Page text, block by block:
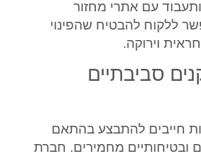
עם אתרי מחזור
ללקוח להבטיח שהפינוי
וירוקה.
סביבתיים
חייבים להתבצע בהתאם
ובטיחותיים מחמירים. חברת